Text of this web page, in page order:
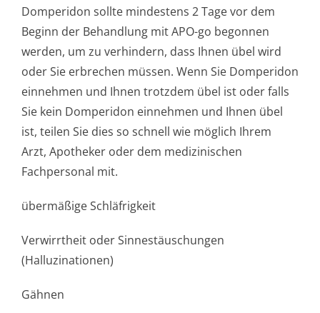
Domperidon sollte mindestens 2 Tage vor dem
Beginn der Behandlung mit APO-go begonnen
werden, um zu verhindern, dass Ihnen übel wird
oder Sie erbrechen müssen. Wenn Sie Domperidon
einnehmen und Ihnen trotzdem übel ist oder falls
Sie kein Domperidon einnehmen und Ihnen übel
ist, teilen Sie dies so schnell wie möglich Ihrem
Arzt, Apotheker oder dem medizinischen
Fachpersonal mit.
übermäßige Schläfrigkeit
Verwirrtheit oder Sinnestäuschungen
(Halluzinationen)
Gähnen